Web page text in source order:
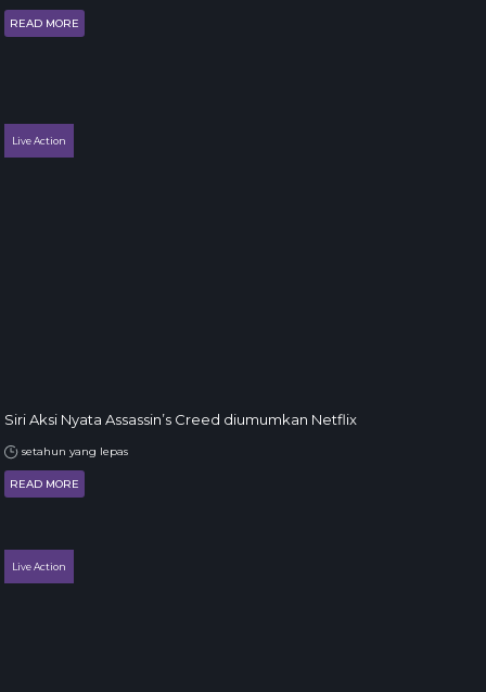
READ MORE
Live Action
Siri Aksi Nyata Assassin’s Creed diumumkan Netflix
setahun yang lepas
READ MORE
Live Action